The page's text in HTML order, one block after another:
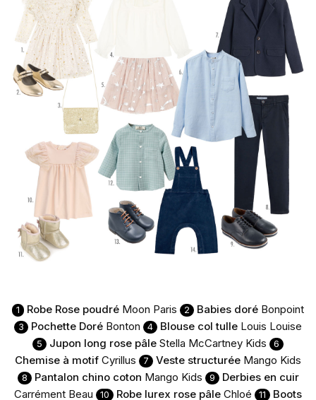
1 Robe Rose poudré Moon Paris 2 Babies doré Bonpoint
3 Pochette Doré Bonton 4 Blouse col tulle Louis Louise
5 Jupon long rose pâle Stella McCartney Kids 6
Chemise à motif Cyrillus 7 Veste structurée Mango Kids
8 Pantalon chino coton Mango Kids 9 Derbies en cuir
Carrément Beau
10 Robe lurex rose pâle Chloé 11
Boots